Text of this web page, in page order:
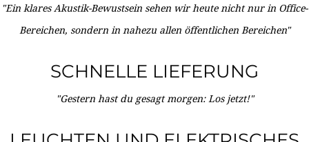
"Ein klares Akustik-Bewustsein sehen wir heute nicht nur in Office-
Bereichen, sondern in nahezu allen öffentlichen Bereichen"
SCHNELLE LIEFERUNG
"Gestern hast du gesagt morgen: Los jetzt!"